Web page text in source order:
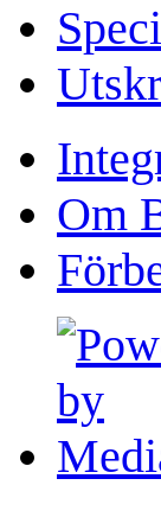
Om